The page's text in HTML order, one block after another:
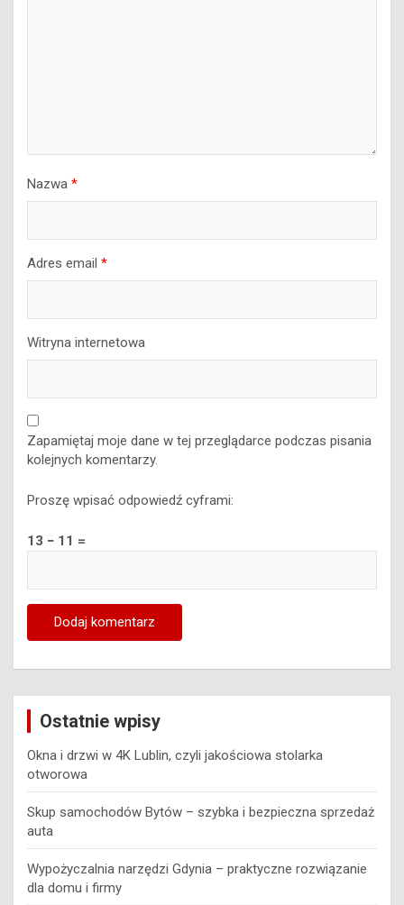
Nazwa *
Adres email *
Witryna internetowa
Zapamiętaj moje dane w tej przeglądarce podczas pisania
kolejnych komentarzy.
Proszę wpisać odpowiedź cyframi:
13 − 11 =
Ostatnie wpisy
Okna i drzwi w 4K Lublin, czyli jakościowa stolarka
otworowa
Skup samochodów Bytów – szybka i bezpieczna sprzedaż
auta
Wypożyczalnia narzędzi Gdynia – praktyczne rozwiązanie
dla domu i firmy